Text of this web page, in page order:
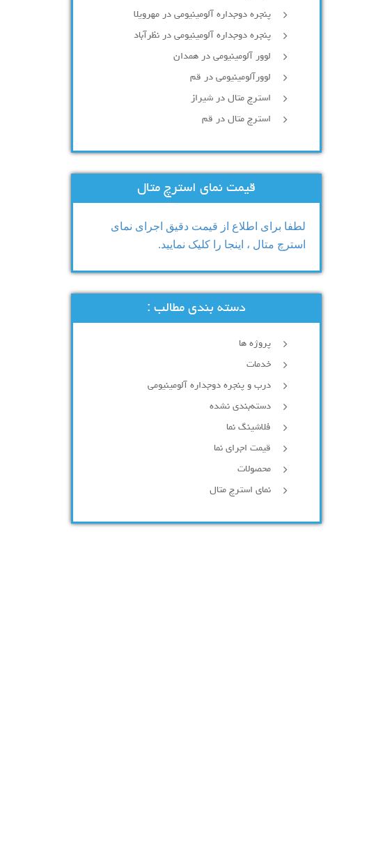
پنجره دوجداره آلومینیومی در مهرویلا
پنجره دوجداره آلومینیومی در نظرآباد
لوور آلومینیومی در همدان
لوورآلومینیومی در قم
استرچ متال در شیراز
استرچ متال در قم
قیمت نمای استرچ متال
لطفا برای اطلاع از قیمت دقیق اجرای نمای
استرچ متال ، اینجا را کلیک نمایید.
دسته بندی مطالب :
پروژه ها
خدمات
درب و پنجره دوجداره آلومینیومی
دسته‌بندی نشده
فلاشینگ نما
قیمت اجرای نما
محصولات
نمای استرچ متال